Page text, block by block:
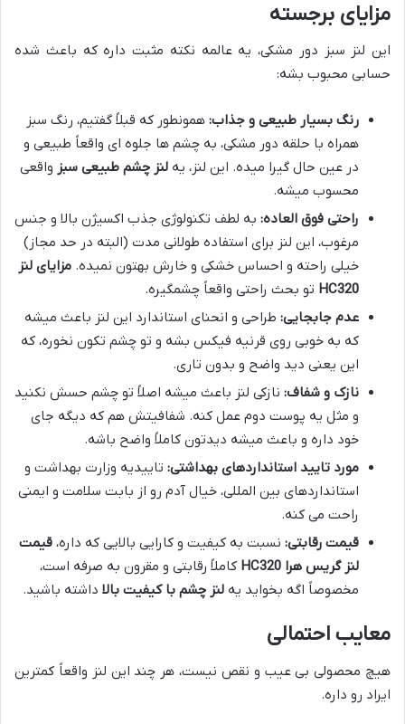
مزایای برجسته
این لنز سبز دور مشکی، یه عالمه نکته مثبت داره که باعث شده
حسابی محبوب بشه:
رنگ بسیار طبیعی و جذاب: همونطور که قبلاً گفتیم، رنگ سبز
همراه با حلقه دور مشکی، به چشم ها جلوه ای واقعاً طبیعی و
در عین حال گیرا میده. این لنز، یه لنز چشم طبیعی سبز واقعی
محسوب میشه.
راحتی فوق العاده: به لطف تکنولوژی جذب اکسیژن بالا و جنس
مرغوب، این لنز برای استفاده طولانی مدت (البته در حد مجاز)
خیلی راحته و احساس خشکی و خارش بهتون نمیده. مزایای لنز
HC320 تو بحث راحتی واقعاً چشمگیره.
عدم جابجایی: طراحی و انحنای استاندارد این لنز باعث میشه
که به خوبی روی قرنیه فیکس بشه و تو چشم تکون نخوره، که
این یعنی دید واضح و بدون تاری.
نازک و شفاف: نازکی لنز باعث میشه اصلاً تو چشم حسش نکنید
و مثل یه پوست دوم عمل کنه. شفافیتش هم که دیگه جای
خود داره و باعث میشه دیدتون کاملاً واضح باشه.
مورد تایید استانداردهای بهداشتی: تاییدیه وزارت بهداشت و
استانداردهای بین المللی، خیال آدم رو از بابت سلامت و ایمنی
راحت می کنه.
قیمت رقابتی: نسبت به کیفیت و کارایی بالایی که داره، قیمت
لنز گریس هرا HC320
کاملاً رقابتی و مقرون به صرفه است،
مخصوصاً اگه بخواید یه لنز چشم با کیفیت بالا داشته باشید.
معایب احتمالی
هیچ محصولی بی عیب و نقص نیست، هر چند این لنز واقعاً کمترین
ایراد رو داره.